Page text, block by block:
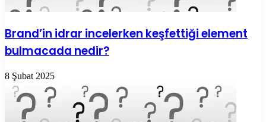
Brand’in idrar incelerken keşfettiği element
bulmacada nedir?
8 Şubat 2025